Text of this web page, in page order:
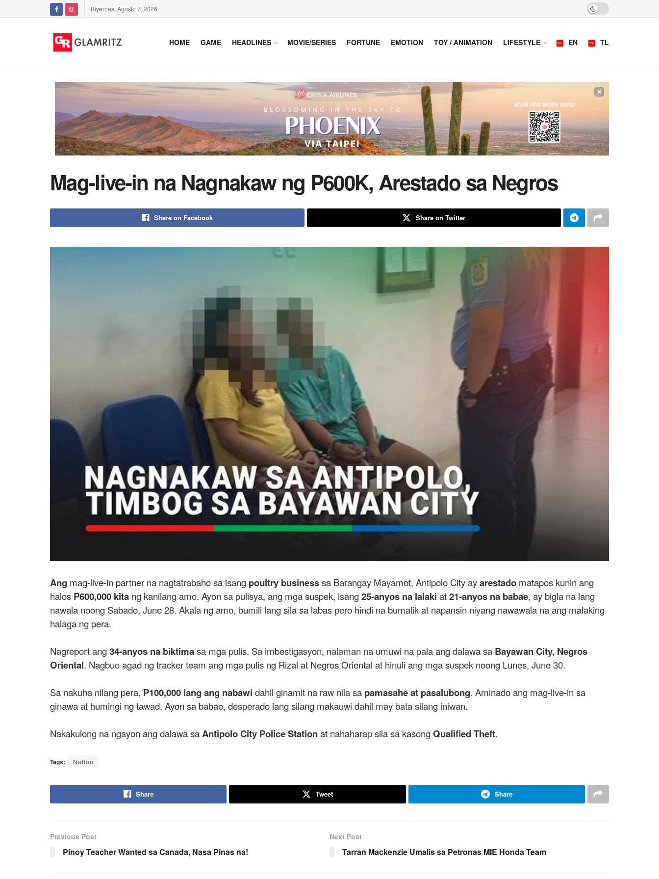
Biyernes, Agosto 7, 2026
HOME GAME HEADLINES MOVIE/SERIES FORTUNE EMOTION TOY / ANIMATION LIFESTYLE EN TL
×
Mag-live-in na Nagnakaw ng P600K, Arestado sa Negros
Share on Facebook Share on Twitter
Ang mag-live-in partner na nagtatrabaho sa isang poultry businesssa Barangay Mayamot, Antipolo City ayarestado matapos kunin ang
halos P600,000 kita ng kanilang amo. Ayon sa pulisya, ang mga suspek, isang25-anyos na lalaki at21-anyos na babae, ay bigla na lang
nawala noong Sabado, June 28. Akala ng amo, bumili lang sila sa labas pero hindi na bumalik at napansin niyang nawawala na ang malaking
halaga ng pera.
Nagreport ang34-anyos na biktimasa mga pulis. Sa imbestigasyon, nalaman na umuwi na pala ang dalawa sa Bayawan City, Negros
Oriental. Nagbuo agad ng tracker team ang mga pulis ng Rizal at Negros Oriental at hinuli ang mga suspek noong Lunes, June 30.
Sa nakuha nilang pera, P100,000 lang ang nabawi dahil ginamit na raw nila sa pamasahe at pasalubong. Aminado ang mag-live-in sa
ginawa at humingi ng tawad. Ayon sa babae, desperado lang silang makauwi dahil may bata silang iniwan.
Nakakulong na ngayon ang dalawa saAntipolo City Police Stationat nahaharap sila sa kasongQualified Theft.
Tags: Nation
Share Tweet Share
Previous Post
Pinoy Teacher Wanted sa Canada, Nasa Pinas na!
Next Post
Tarran Mackenzie Umalis sa Petronas MIE Honda Team